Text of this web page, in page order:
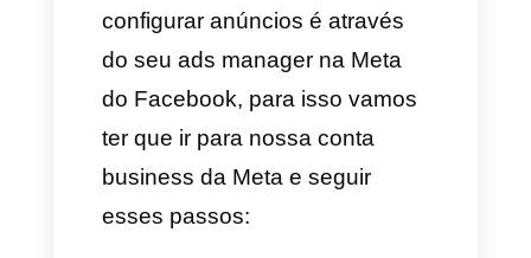
com a sua conta do Facebook
e as mesmas vão aparecer no
Instagram e no Facebook, além
disso, vão levar a você direto